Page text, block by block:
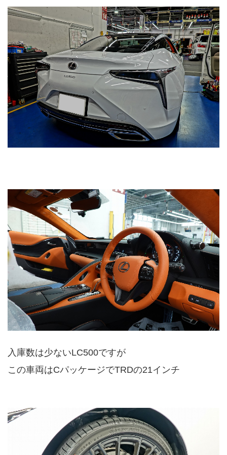
入庫数は少ないLC500ですが
この車両はCパッケージでTRDの21インチ